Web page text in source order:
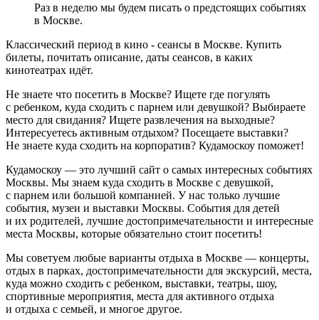
Раз в неделю мы будем писать о предстоящих событиях
в Москве.
Классический период в кино - сеансы в Москве. Купить
билеты, почитать описание, даты сеансов, в каких
кинотеатрах идёт.
Не знаете что посетить в Москве? Ищете где погулять
с ребенком, куда сходить с парнем или девушкой? Выбираете
место для свидания? Ищете развлечения на выходные?
Интересуетесь активным отдыхом? Посещаете выставки?
Не знаете куда сходить на корпоратив? Кудамоскоу поможет!
Кудамоскоу — это лучший сайт о самых интересных событиях
Москвы. Мы знаем куда сходить в Москве с девушкой,
с парнем или большой компанией. У нас только лучшие
события, музеи и выставки Москвы. События для детей
и их родителей, лучшие достопримечательности и интересные
места Москвы, которые обязательно стоит посетить!
Мы советуем любые варианты отдыха в Москве — концерты,
отдых в парках, достопримечательности для экскурсий, места,
куда можно сходить с ребенком, выставки, театры, шоу,
спортивные мероприятия, места для активного отдыха
и отдыха с семьей, и многое другое.